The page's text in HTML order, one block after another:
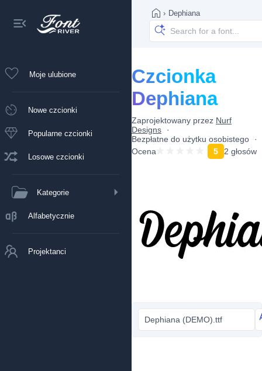
Moje ulubione
Nowe czcionki
Popularne czcionki
Losowe czcionki
Kategorie
Alfabetycznie
Projektanci
› Dephiana
Czcionka
Dephiana
Zaprojektowany przez Nurf
Designs
Bezpłatne do użytku osobistego
Ocena
5 2 głosów
Dephiana (DEMO).ttf